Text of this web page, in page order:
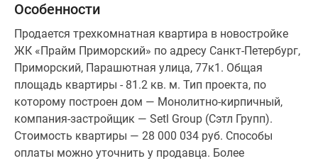
Особенности
Продается трехкомнатная квартира в новостройке
ЖК «Прайм Приморский» по адресу Санкт-Петербург,
Приморский, Парашютная улица, 77к1. Общая
площадь квартиры - 81.2 кв. м. Тип проекта, по
которому построен дом — Монолитно-кирпичный,
компания-застройщик — Setl Group (Сэтл Групп).
Стоимость квартиры — 28 000 034 руб. Способы
оплаты можно уточнить у продавца. Более